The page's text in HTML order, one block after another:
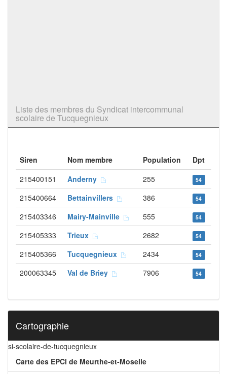
Liste des membres du Syndicat intercommunal
scolaire de Tucquegnieux
Siren Nom membre Population
Dpt
215400151
Anderny 255 54
215400664 Bettainvillers 386 54
215403346 Mairy-Mainville 555 54
215405333 Trieux 2682 54
215405366 Tucquegnieux 2434 54
200063345 Val de Briey 7906 54
Cartographie
si-scolaire-de-tucquegnieux
Carte des EPCI de Meurthe-et-Moselle